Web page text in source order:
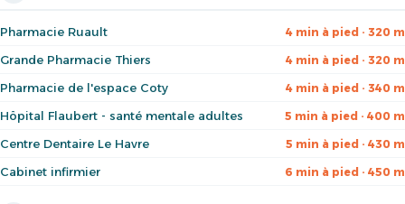
Pharmacie Ruault 4 min à pied · 320 m
Grande Pharmacie Thiers 4 min à pied · 320 m
Pharmacie de l'espace Coty 4 min à pied · 340 m
Hôpital Flaubert - santé mentale adultes 5 min à pied · 400 m
Centre Dentaire Le Havre 5 min à pied · 430 m
Cabinet infirmier 6 min à pied · 450 m